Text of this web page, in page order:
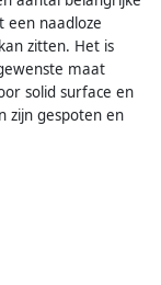
een naadloze
zitten. Het is
maat
solid surface en
zijn gespoten en